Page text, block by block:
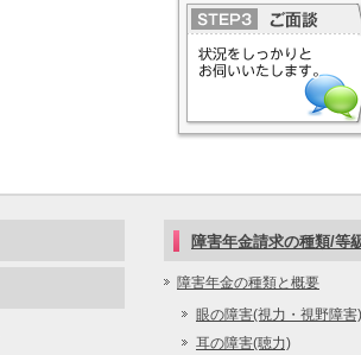
障害年金請求の種類/等
障害年金の種類と概要
眼の障害(視力・視野障害)
耳の障害(聴力)